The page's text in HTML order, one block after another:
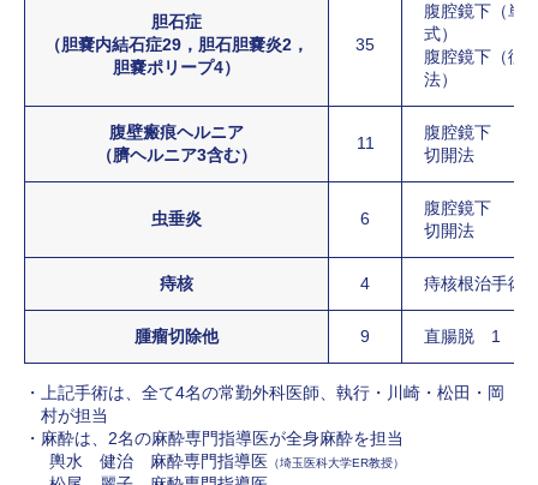
胆石症
（胆嚢内結石症29，胆石胆嚢炎2，
胆嚢ポリープ4）
35
腹腔鏡下（単
式）
腹腔鏡下（従
法）
腹壁瘢痕ヘルニア
（臍ヘルニア3含む）
11
腹腔鏡下
切開法
虫垂炎 6
腹腔鏡下
切開法
痔核 4 痔核根治手術
腫瘤切除他 9 直腸脱 1 含
上記手術は、全て4名の常勤外科医師、執行・川崎・松田・岡
村が担当
麻酔は、2名の麻酔専門指導医が全身麻酔を担当
輿水 健治 麻酔専門指導医 （埼玉医科大学ER教授）